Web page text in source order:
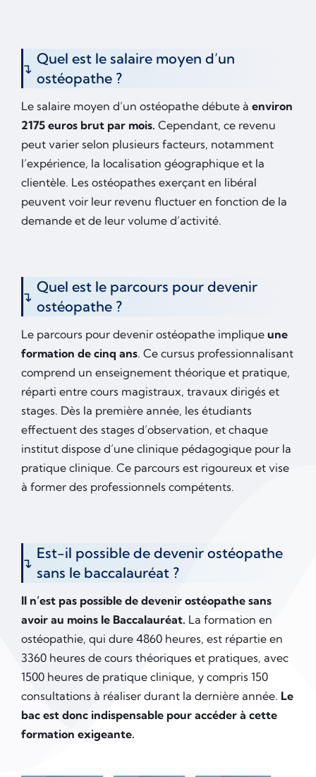
Quel est le salaire moyen d’un
ostéopathe ?
Le salaire moyen d’un ostéopathe débute à environ
2175 euros brut par mois. Cependant, ce revenu
peut varier selon plusieurs facteurs, notamment
l’expérience, la localisation géographique et la
clientèle. Les ostéopathes exerçant en libéral
peuvent voir leur revenu fluctuer en fonction de la
demande et de leur volume d’activité.
Quel est le parcours pour devenir
ostéopathe ?
Le parcours pour devenir ostéopathe implique une
formation de cinq ans. Ce cursus professionnalisant
comprend un enseignement théorique et pratique,
réparti entre cours magistraux, travaux dirigés et
stages. Dès la première année, les étudiants
effectuent des stages d’observation, et chaque
institut dispose d’une clinique pédagogique pour la
pratique clinique. Ce parcours est rigoureux et vise
à former des professionnels compétents.
Est-il possible de devenir ostéopathe
sans le baccalauréat ?
Il n’est pas possible de devenir ostéopathe sans
avoir au moins le Baccalauréat. La formation en
ostéopathie, qui dure 4860 heures, est répartie en
3360 heures de cours théoriques et pratiques, avec
1500 heures de pratique clinique, y compris 150
consultations à réaliser durant la dernière année. Le
bac est donc indispensable pour accéder à cette
formation exigeante.